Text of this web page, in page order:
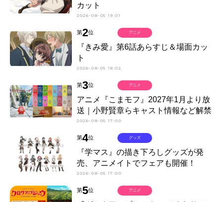
カット
2026-08-05 19:01
第2位
『きみ愛』第6話あらすじ＆場面カッ
ト
2026-08-05 18:02
アニメ
第3位
アニメ『こまモフ』2027年1月より放
送｜小野賢章らキャスト情報など解禁
2026-08-05 17:00
アニメ
第4位
『学マス』の描き下ろしグッズが発
売、アニメイトでフェアも開催！
2026-08-05 17:00
グッズ
第5位 アニメ